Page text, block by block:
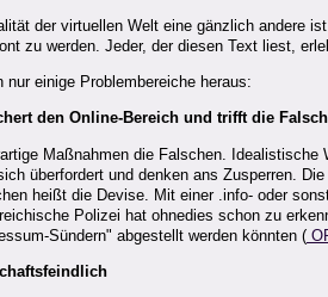
der virtuellen Welt eine gänzlich andere
zu werden. Jeder, der diesen Text liest,
nur einige Problembereiche heraus:
den Online-Bereich und trifft die
Maßnahmen die Falschen.
überfordert und denken ans Zusperren.
heißt die Devise. Mit einer .info- oder
Polizei hat ohnedies schon zu
Sündern" abgestellt werden könnten (